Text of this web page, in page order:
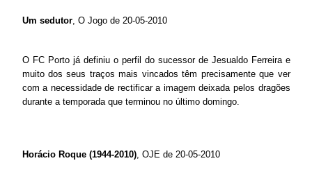
Um sedutor, O Jogo de 20-05-2010
O FC Porto já definiu o perfil do sucessor de Jesualdo Ferreira e
muito dos seus traços mais vincados têm precisamente que ver
com a necessidade de rectificar a imagem deixada pelos dragões
durante a temporada que terminou no último domingo.
Horácio Roque (1944-2010), OJE de 20-05-2010